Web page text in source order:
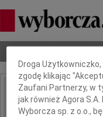
Nekrologi
IMIĘ I NAZWISKO:
Dbamy o Twoją
Droga
zgodę klikając
Zaufani Partnerzy, w
jak również Agora
Wyborcza sp. z o.o.,